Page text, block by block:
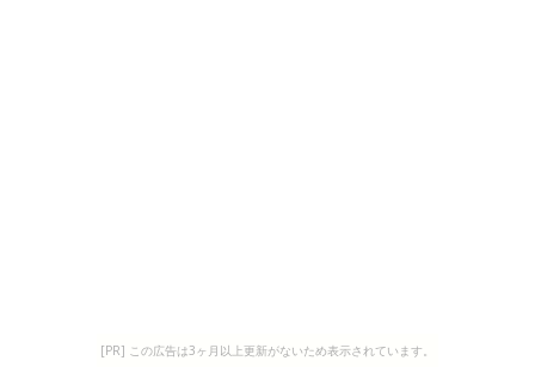
[PR] この広告は3ヶ月以上更新がないため表示されています。